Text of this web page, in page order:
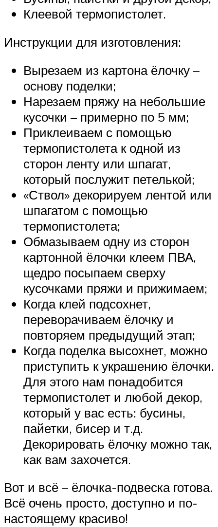
Клеевой термопистолет.
Инструкции для изготовления:
Вырезаем из картона ёлочку –
основу поделки;
Нарезаем пряжу на небольшие
кусочки – примерно по 5 мм;
Приклеиваем с помощью
термопистолета к одной из
сторон ленту или шпагат,
который послужит петелькой;
«Ствол» декорируем лентой или
шпагатом с помощью
термопистолета;
Обмазываем одну из сторон
картонной ёлочки клеем ПВА,
щедро посыпаем сверху
кусочками пряжи и прижимаем;
Когда клей подсохнет,
переворачиваем ёлочку и
повторяем предыдущий этап;
Когда поделка высохнет, можно
приступить к украшению ёлочки.
Для этого нам понадобится
термопистолет и любой декор,
который у вас есть: бусины,
пайетки, бисер и т.д.
Декорировать ёлочку можно так,
как вам захочется.
Вот и всё – ёлочка-подвеска готова.
Всё очень просто, доступно и по-
настоящему красиво!